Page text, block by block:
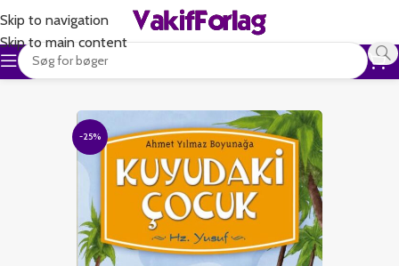
Skip to navigation
Skip to main content
-25%